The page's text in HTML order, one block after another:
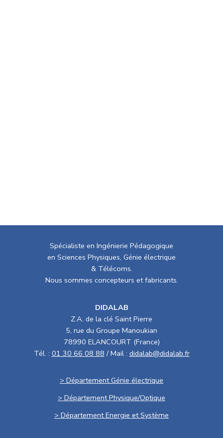
Spécialiste en Ingénierie Pédagogique
en Sciences Physiques, Génie électrique
& Télécoms.
Nous sommes concepteurs et fabricants.
DIDALAB
Z.A. de la clé Saint Pierre
5, rue du Groupe Manoukian
78990 ELANCOURT (France)
Tél. : 01 30 66 08 88 / Mail : didalab@didalab.fr
> Département Génie électrique
> Département Physique/Optique
> Département Energie et Système